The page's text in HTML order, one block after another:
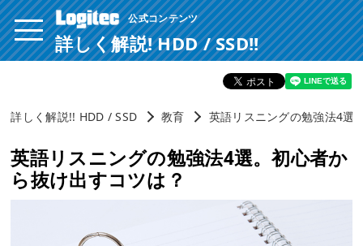
公式コンテンツ
詳しく解説! HDD / SSD!!
詳しく解説!! HDD / SSD 教育 英語リスニングの勉強法4選
英語リスニングの勉強法4選。初心者か
ら抜け出すコツは？